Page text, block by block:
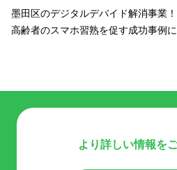
墨田区のデジタルデバイド解消事業！
高齢者のスマホ習熟を促す成功事例
より詳しい情報を